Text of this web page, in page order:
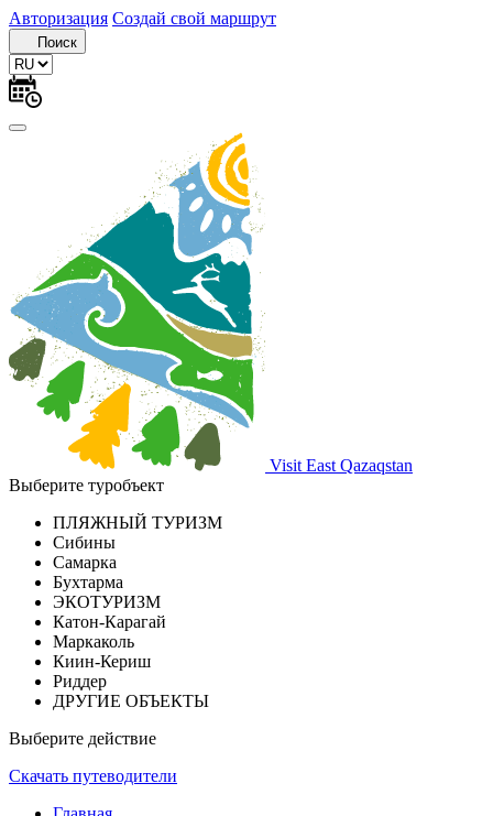
Авторизация Создай свой маршрут
Поиск
Visit East Qazaqstan
Выберите туробъект
ПЛЯЖНЫЙ ТУРИЗМ
Сибины
Самарка
Бухтарма
ЭКОТУРИЗМ
Катон-Карагай
Маркаколь
Киин-Кериш
Риддер
ДРУГИЕ ОБЪЕКТЫ
Выберите действие
Скачать путеводители